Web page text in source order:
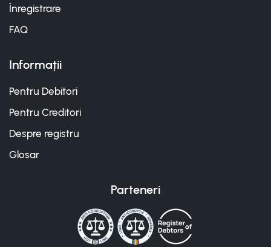
Înregistrare
FAQ
Informații
Pentru Debitori
Pentru Creditori
Despre registru
Glosar
Parteneri